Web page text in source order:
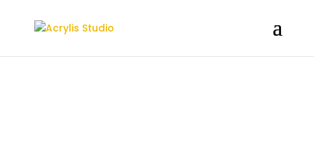
infection. * However, the dangerous code has been removed, and